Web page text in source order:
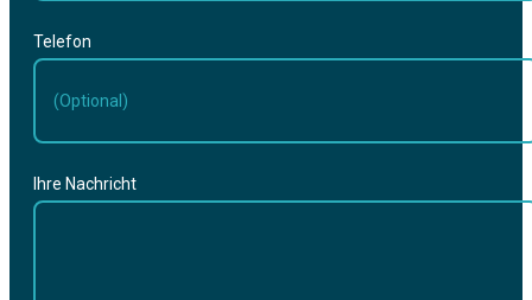
Telefon
Ihre Nachricht